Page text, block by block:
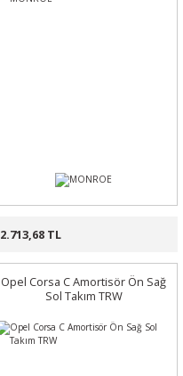
2.713,68 TL
Opel Corsa C Amortisör Ön Sağ
Sol Takım TRW